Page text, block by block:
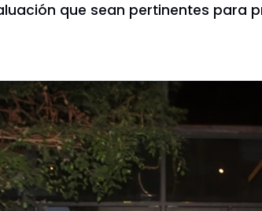
que sean pertinentes para